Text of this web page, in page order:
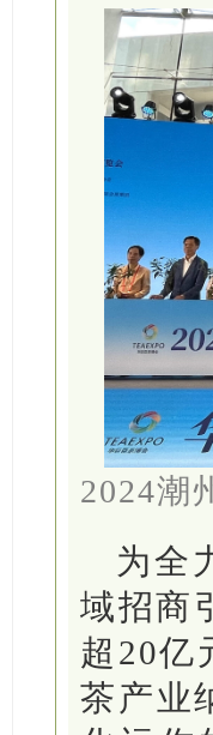
2024潮
为全
域招商
超20亿
茶产业